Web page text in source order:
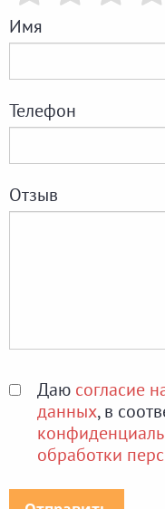
Имя
Телефон
Отзыв
Даю согласие
данных, в
обработки